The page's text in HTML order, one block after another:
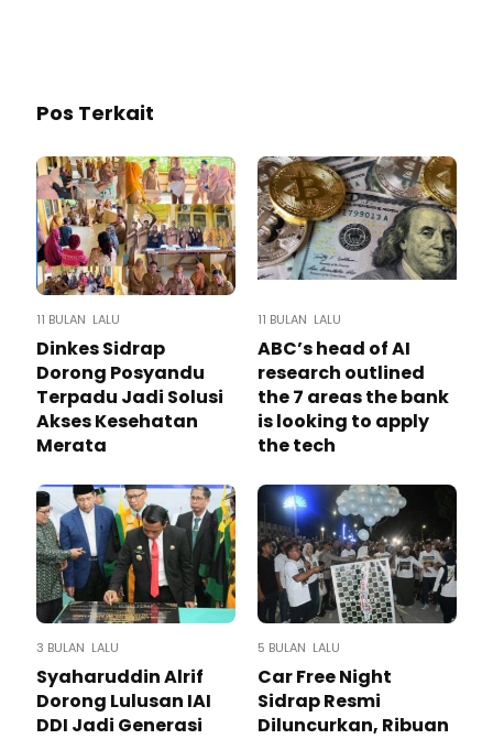
Pos Terkait
11 BULAN LALU
Dinkes Sidrap
Dorong Posyandu
Terpadu Jadi Solusi
Akses Kesehatan
Merata
11 BULAN LALU
ABC’s head of AI
research outlined
the 7 areas the bank
is looking to apply
the tech
3 BULAN LALU
Syaharuddin Alrif
Dorong Lulusan IAI
DDI Jadi Generasi
5 BULAN LALU
Car Free Night
Sidrap Resmi
Diluncurkan, Ribuan